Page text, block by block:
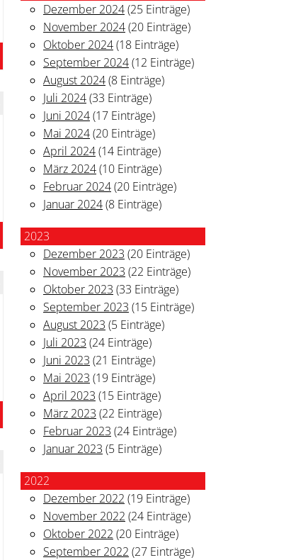
Dezember 2024(25 Einträge)
November 2024(20 Einträge)
Oktober 2024(18 Einträge)
September 2024(12 Einträge)
August 2024(8 Einträge)
Juli 2024(33 Einträge)
Juni 2024(17 Einträge)
Mai 2024(20 Einträge)
April 2024(14 Einträge)
März 2024(10 Einträge)
Februar 2024(20 Einträge)
Januar 2024(8 Einträge)
2023
Dezember 2023 (20 Einträge)
November 2023 (22 Einträge)
Oktober 2023 (33 Einträge)
September 2023 (15 Einträge)
August 2023 (5 Einträge)
Juli 2023 (24 Einträge)
Juni 2023 (21 Einträge)
Mai 2023 (19 Einträge)
April 2023 (15 Einträge)
März 2023 (22 Einträge)
Februar 2023 (24 Einträge)
Januar 2023 (5 Einträge)
2022
Dezember 2022 (19 Einträge)
November 2022 (24 Einträge)
Oktober 2022 (20 Einträge)
September 2022 (27 Einträge)